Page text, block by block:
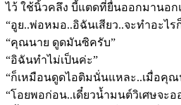
ไว้ ใช้นิ้วคลึง บี้แตดที่ยื่นออกมานอก
“อูย..พ่อหมอ..อิฉันเสียว..จะทำอะไร
“คุณนาย ดูดมันซิครับ”
“อิฉันทำไม่เป็นค่ะ”
“ก็เหมือนดูดไอติมนั่นแหละ..เมื่อคุ
“โอยพอก่อน..เดี๋ยวน้ำมนต์วิเศษจะ